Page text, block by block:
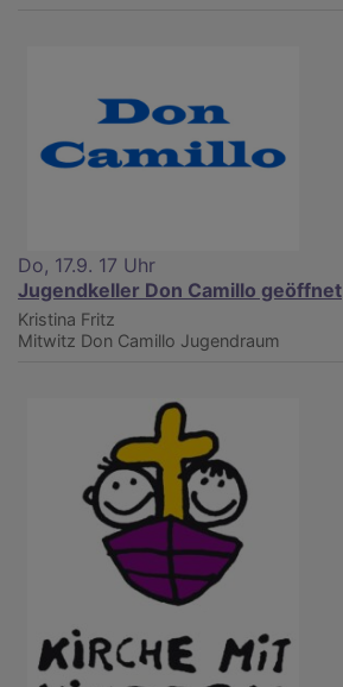
Do, 17.9. 17 Uhr
Jugendkeller Don Camillo geöffnet
Kristina Fritz
Mitwitz Don Camillo Jugendraum